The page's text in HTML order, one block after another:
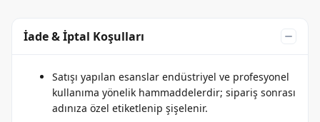
İade & İptal Koşulları
Satışı yapılan esanslar endüstriyel ve profesyonel
kullanıma yönelik hammaddelerdir; sipariş sonrası
adınıza özel etiketlenip şişelenir.